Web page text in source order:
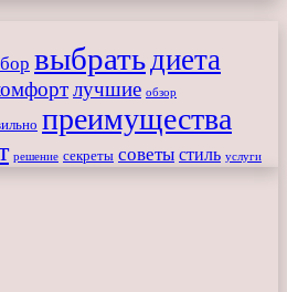
выбрать диета
лучшие обзор
преимущества
решение секреты советы стиль услуги